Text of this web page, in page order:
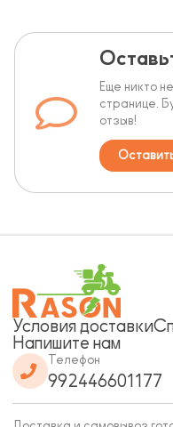
Еще никто
странице.
отзыв!
Условия доставки
Напишите нам
Телефон
992446601177